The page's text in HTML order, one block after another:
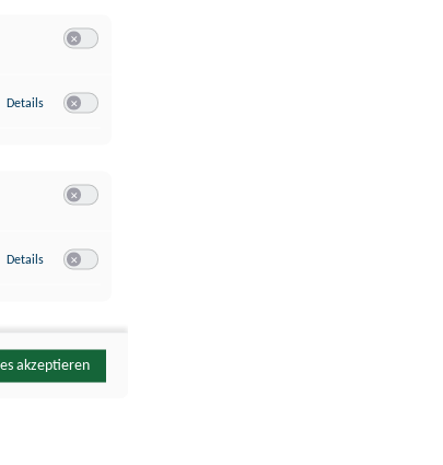
Details zu Google Analytics
Details zu YouTube
akzeptieren